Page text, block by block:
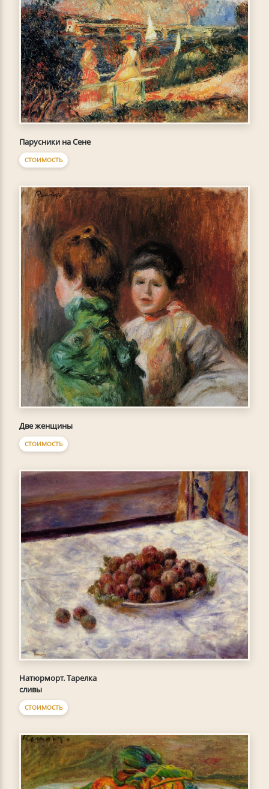
Парусники на Сене
СТОИМОСТЬ
Две женщины
СТОИМОСТЬ
Натюрморт. Тарелка
сливы
СТОИМОСТЬ